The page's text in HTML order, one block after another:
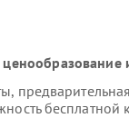
бесплатной